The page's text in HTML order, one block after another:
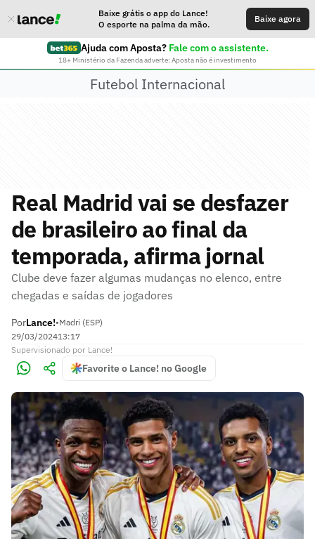
Baixe grátis o app do Lance!
O esporte na palma da mão.
Baixe agora
Ajuda com Aposta? Fale com o assistente.
18+ Ministério da Fazenda adverte: Aposta não é investimento
Futebol Internacional
Real Madrid vai se desfazer
de brasileiro ao final da
temporada, afirma jornal
Clube deve fazer algumas mudanças no elenco, entre
chegadas e saídas de jogadores
PorLance!•Madri (ESP)
29/03/202413:17
Supervisionado por Lance!
Favorite o Lance! no Google